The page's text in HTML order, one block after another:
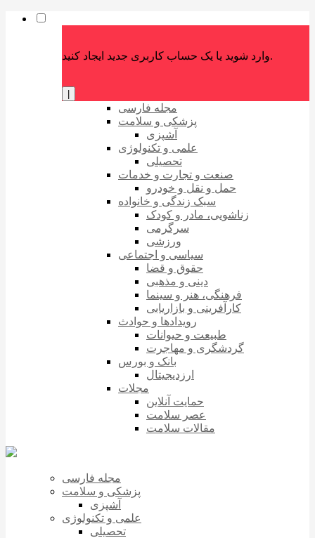
وارد شوید یا یک حساب کاربری جدید ایجاد کنید.
مجله فارسی
پزشکی و سلامت
آشپزی
علمی و تکنولوژی
تحصیلی
صنعت و تجارت و خدمات
حمل و نقل و خودرو
سبک زندگی و خانواده
زناشویی، مادر و کودک
سرگرمی
ورزشی
سیاسی و اجتماعی
حقوق و قضا
دینی و مذهبی
فرهنگی، هنر و سینما
کارآفرینی و بازاریابی
رویدادها و حوادث
طبیعت و حیوانات
گردشگری و مهاجرت
بانک و بورس
ارزدیجیتال
مجلات
حمایت آنلاین
عصر سلامت
مقالات سلامت
مجله فارسی
پزشکی و سلامت
آشپزی
علمی و تکنولوژی
تحصیلی